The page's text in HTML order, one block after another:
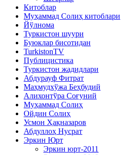
Китоблар
Муҳаммад Солиҳ китоблари
Йўлнома
Туркистон шуури
Буюклар бисотидан
TurkistonTV
Публицистика
Туркистон жадидлари
Абдурауф Фитрат
Маҳмудхўжа Беҳбудий
Алихонтўра Соғуний
Муҳаммад Солиҳ
Ойдин Солиҳ
Усмон Ҳақназаров
Абдуллоҳ Нусрат
Эркин Юрт
Эркин юрт-2011